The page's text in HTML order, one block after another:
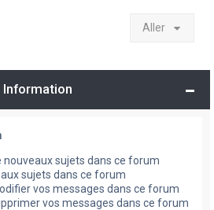
Aller
Information
nouveaux sujets dans ce forum
sujets dans ce forum
vos messages dans ce forum
vos messages dans ce forum